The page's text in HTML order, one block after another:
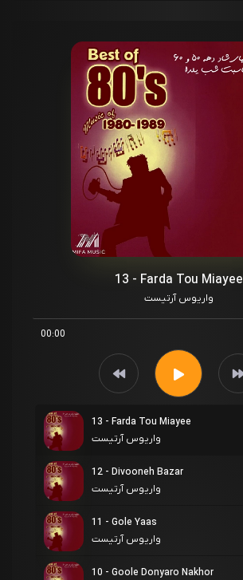
13 - Farda Tou Miayee
واریوس آرتیست
00:00
13 - Farda Tou Miayee
واریوس آرتیست
12 - Divooneh Bazar
واریوس آرتیست
11 - Gole Yaas
واریوس آرتیست
10 - Goole Donyaro Nakhor